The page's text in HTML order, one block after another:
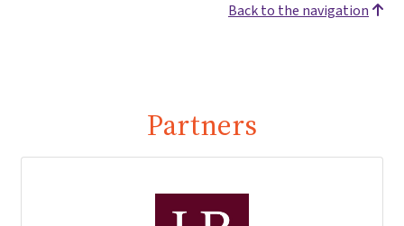
Back to the navigation
Partners